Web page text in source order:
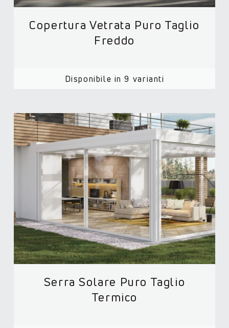
Copertura Vetrata Puro Taglio
Freddo
Disponibile in 9 varianti
Serra Solare Puro Taglio
Termico